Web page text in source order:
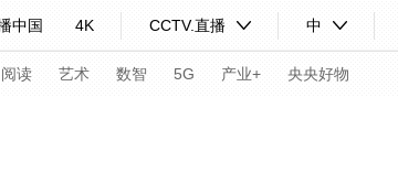
中国 4K CCTV.直播 中
阅读 艺术 数智 5G 产业+ 央央好物